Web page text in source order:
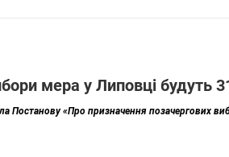
мера у Липовці будуть
Постанову «Про призначення позачергових